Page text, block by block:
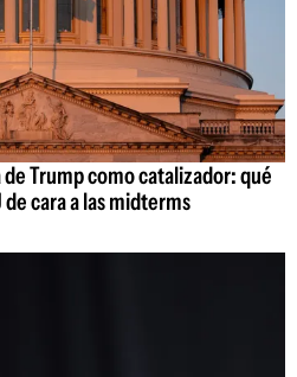
Trump como catalizador: qué
de cara a las midterms